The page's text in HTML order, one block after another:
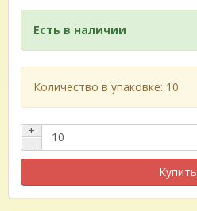
Есть в наличии
Количество в упаковке: 10
+
−
Купить